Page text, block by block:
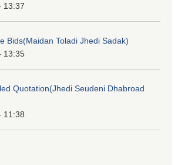
13:37
Bids(Maidan Toladi Jhedi Sadak)
13:35
Quotation(Jhedi Seudeni Dhabroad
11:38